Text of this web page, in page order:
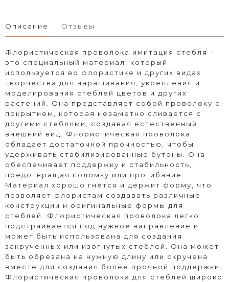
Описание Отзывы
Флористическая проволока имитация стебля -
это специальный материал, который
используется во флористике и других видах
творчества для наращивания, укрепления и
моделирования стеблей цветов и других
растений. Она представляет собой проволоку с
покрытием, которая незаметно сливается с
другими стеблями, создавая естественный
внешний вид. Флористическая проволока
обладает достаточной прочностью, чтобы
удерживать стабилизированные бутоны. Она
обеспечивает поддержку и стабильность,
предотвращая поломку или прогибание.
Материал хорошо гнется и держит форму, что
позволяет флористам создавать различные
конструкции и оригинальные формы для
стеблей. Флористическая проволока легко
подстраивается под нужное направление и
может быть использована для создания
закрученных или изогнутых стеблей. Она может
быть обрезана на нужную длину или скручена
вместе для создания более прочной поддержки.
Флористическая проволока для стеблей широко